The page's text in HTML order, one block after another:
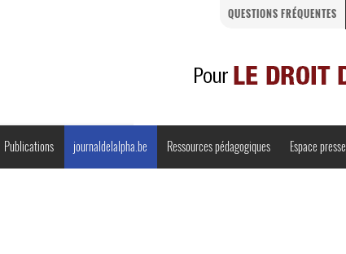
QUESTIONS FRÉQUENTES
Publications journaldelalpha.be Ressources pédagogiques Espace presse